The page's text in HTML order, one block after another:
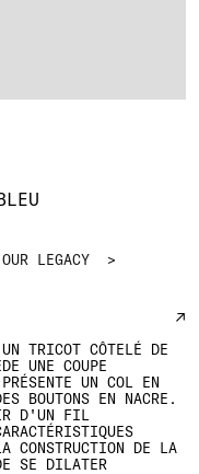
OUR LEGACY
TRICOT CÔTELÉ DE
UNE COUPE
UN COL EN
BOUTONS EN NACRE.
D'UN FIL
CONSTRUCTION DE LA
SE DILATER